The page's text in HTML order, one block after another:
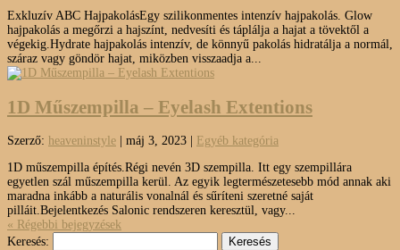
Exkluzív ABC HajpakolásEgy szilikonmentes intenzív hajpakolás. Glow
hajpakolás a megőrzi a hajszínt, nedvesíti és táplálja a hajat a tövektől a
végekig.Hydrate hajpakolás intenzív, de könnyű pakolás hidratálja a normál,
száraz vagy göndör hajat, miközben visszaadja a...
1D Műszempilla – Eyelash Extentions
Szerző: heaveninstyle máj 3, 2023
Egyéb kategória
1D műszempilla építés.Régi nevén 3D szempilla. Itt egy szempillára
egyetlen szál műszempilla kerül. Az egyik legtermészetesebb mód annak aki
maradna inkább a naturális vonalnál és sűríteni szeretné saját
pilláit.Bejelentkezés Salonic rendszeren keresztül, vagy...
« Régebbi bejegyzések
Keresés: